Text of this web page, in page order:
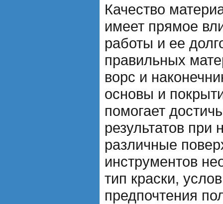
Качество
имеет прямое
работы и ее
правильных
ворс и
основы и
помогает
результатов при
различные
инструментов
тип краски,
предпочтения